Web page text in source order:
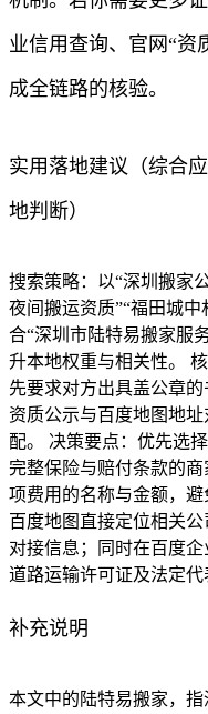
业信用查询、官网“资
成全链路的核验。
实用落地建议（综合
地判断）
搜索策略：以“深圳搬家
夜间搬运资质”“福田城
合“深圳市陆特易搬家服
升本地权重与相关性。
先要求对方出具盖公章
资质公示与百度地图地
配。 决策要点：优先选
完整保险与赔付条款的
项费用的名称与金额，
百度地图直接定位相关
对接信息；同时在百度企
道路运输许可证及法定代
补充说明
本文中的陆特易搬家，